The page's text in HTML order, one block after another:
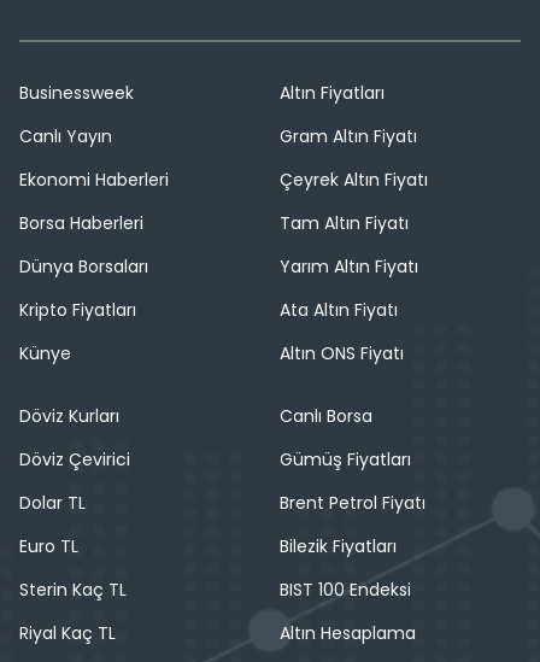
Businessweek
Canlı Yayın
Ekonomi Haberleri
Borsa Haberleri
Dünya Borsaları
Kripto Fiyatları
Künye
Altın Fiyatları
Gram Altın Fiyatı
Çeyrek Altın Fiyatı
Tam Altın Fiyatı
Yarım Altın Fiyatı
Ata Altın Fiyatı
Altın ONS Fiyatı
Döviz Kurları
Döviz Çevirici
Dolar TL
Euro TL
Sterin Kaç TL
Riyal Kaç TL
Canlı Borsa
Gümüş Fiyatları
Brent Petrol Fiyatı
Bilezik Fiyatları
BIST 100 Endeksi
Altın Hesaplama